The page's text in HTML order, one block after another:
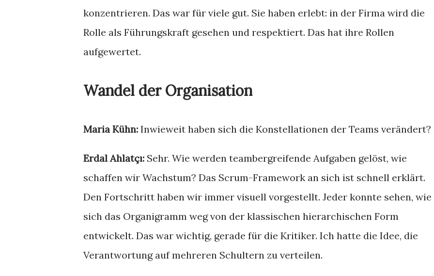
konzentrieren. Das war für viele gut. Sie haben erlebt: in der Firma wird die
Rolle als Führungskraft gesehen und respektiert. Das hat ihre Rollen
aufgewertet.
Wandel der Organisation
Maria Kühn: Inwieweit haben sich die Konstellationen der Teams verändert?
Erdal Ahlatçı: Sehr. Wie werden teambergreifende Aufgaben gelöst, wie
schaffen wir Wachstum? Das Scrum-Framework an sich ist schnell erklärt.
Den Fortschritt haben wir immer visuell vorgestellt. Jeder konnte sehen, wie
sich das Organigramm weg von der klassischen hierarchischen Form
entwickelt. Das war wichtig, gerade für die Kritiker. Ich hatte die Idee, die
Verantwortung auf mehreren Schultern zu verteilen.